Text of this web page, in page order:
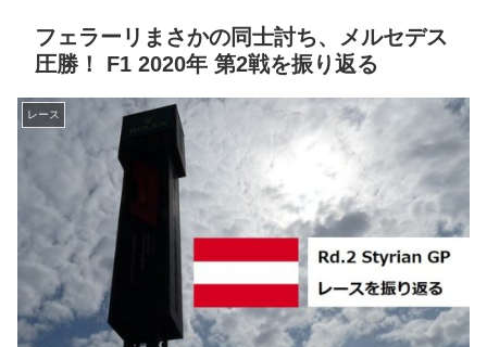
フェラーリまさかの同士討ち、メルセデス
圧勝！ F1 2020年 第2戦を振り返る
レース